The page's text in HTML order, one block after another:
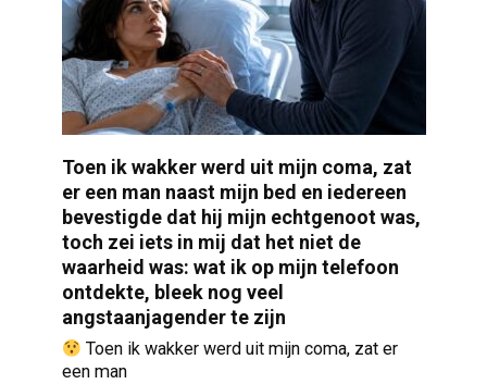
Toen ik wakker werd uit mijn coma, zat
er een man naast mijn bed en iedereen
bevestigde dat hij mijn echtgenoot was,
toch zei iets in mij dat het niet de
waarheid was: wat ik op mijn telefoon
ontdekte, bleek nog veel
angstaanjagender te zijn
Toen ik wakker werd uit mijn coma, zat er
een man